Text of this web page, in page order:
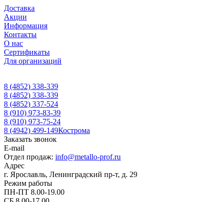
Доставка
Акции
Информация
Контакты
О нас
Сертификаты
Для организаций
8 (4852) 338-339
8 (4852) 338-339
8 (4852) 337-524
8 (910) 973-83-39
8 (910) 973-75-24
8 (4942) 499-149Кострома
Заказать звонок
E-mail
Отдел продаж: info@metallo-prof.ru
Адрес
г. Ярославль, Ленинградский пр-т, д. 29
Режим работы
ПН-ПТ 8.00-19.00